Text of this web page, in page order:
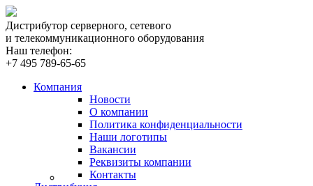
Дистрибутор серверного, сетевого
и телекоммуникационного оборудования
Наш телефон:
+7 495 789-65-65
Компания
Новости
О компании
Политика конфиденциальности
Наши логотипы
Вакансии
Реквизиты компании
Контакты